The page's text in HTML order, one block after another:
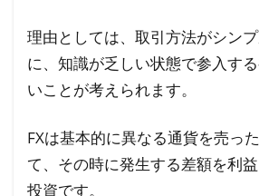
かな
人し
か稼
げな
思っ
てい
理由としては、取引方法がシン
に、知識が乏しい状態で参入す
いことが考えられます。
FXは基本的に異なる通貨を売っ
て、その時に発生する差額を利
投資です。